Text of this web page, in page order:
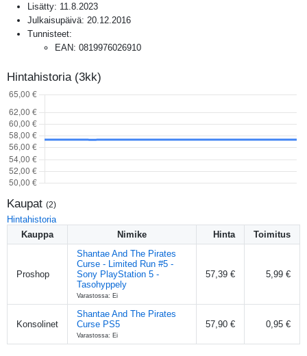
Lisätty: 11.8.2023
Julkaisupäivä: 20.12.2016
Tunnisteet:
EAN: 0819976026910
Hintahistoria (3kk)
Kaupat (2)
Hintahistoria
Kauppa
Nimike Hinta Toimitus
Proshop
Shantae And The Pirates
Curse - Limited Run #5 -
Sony PlayStation 5 -
Tasohyppely
Varastossa: Ei
57,39 € 5,99 €
Konsolinet
Shantae And The Pirates
Curse PS5
Varastossa: Ei
57,90 € 0,95 €